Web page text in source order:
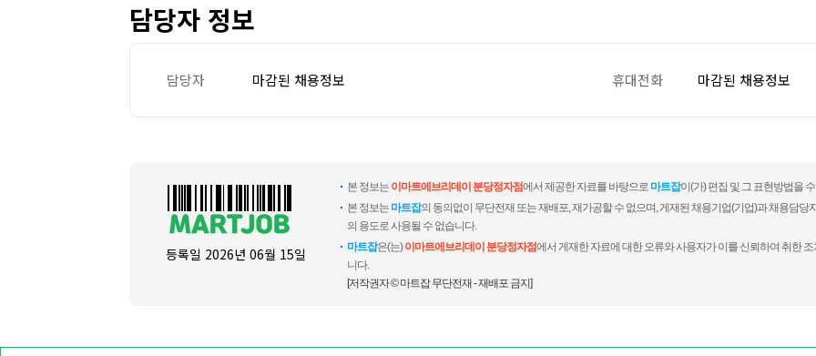
담당자 정보
담당자 마감된 채용정보 휴대전화 마감된 채용정보
등록일 2026년 06월 15일
본 정보는 이마트에브리데이 분당정자점에서 제공한 자료를 바탕으로 마트잡이(가) 편집 및 그 표현방법을
본 정보는 마트잡의 동의없이 무단전재 또는 재배포, 재가공할 수 없으며, 게재된 채용기업(기업)과 채용담당
의 용도로 사용될 수 없습니다.
마트잡은(는)이마트에브리데이 분당정자점에서 게재한 자료에 대한 오류와 사용자가 이를 신뢰하여 취한
니다.
[저작권자 © 마트잡 무단전재 - 재배포 금지]